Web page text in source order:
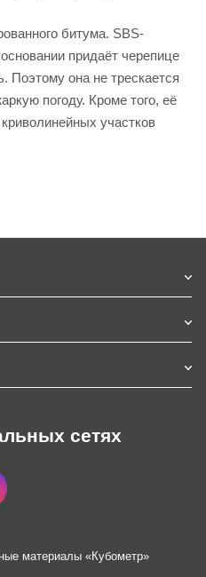
битума. SBS-
придаёт черепице
Поэтому она не трескается
погоду. Кроме того, её
участков
сетях
материалы «Кубометр»